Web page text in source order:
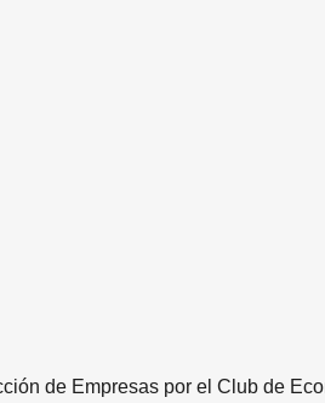
de Empresas por el Club de